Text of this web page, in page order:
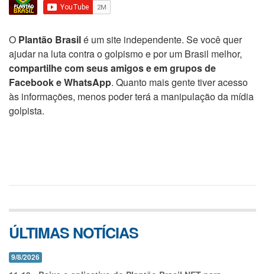
O Plantão Brasilé um site independente. Se você quer
ajudar na luta contra o golpismo e por um Brasil melhor,
compartilhe com seus amigos e em grupos de
Facebook e WhatsApp. Quanto mais gente tiver acesso
às informações, menos poder terá a manipulação da mídia
golpista.
ÚLTIMAS NOTÍCIAS
9/8/2026